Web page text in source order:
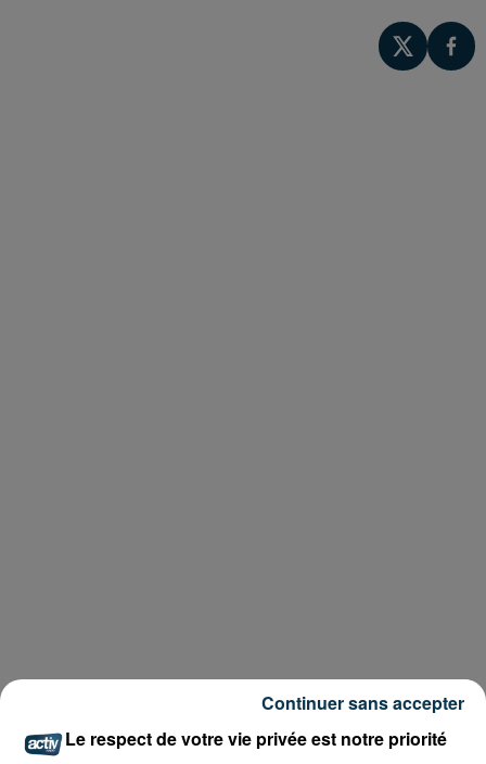
Le respect de votre vie privée est notre priorité
Continuer sans accepter